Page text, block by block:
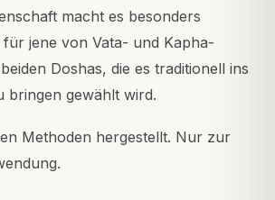
macht es besonders
jene von Vata- und Kapha-
Doshas, die es traditionell ins
bringen gewählt wird.
Methoden hergestellt. Nur zur